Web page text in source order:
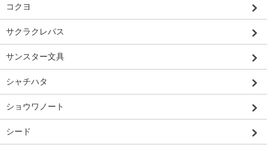
コクヨ
サクラクレパス
サンスター文具
シャチハタ
ショウワノート
シード